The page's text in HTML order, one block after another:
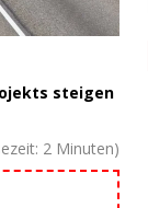
steigen
2 Minuten)